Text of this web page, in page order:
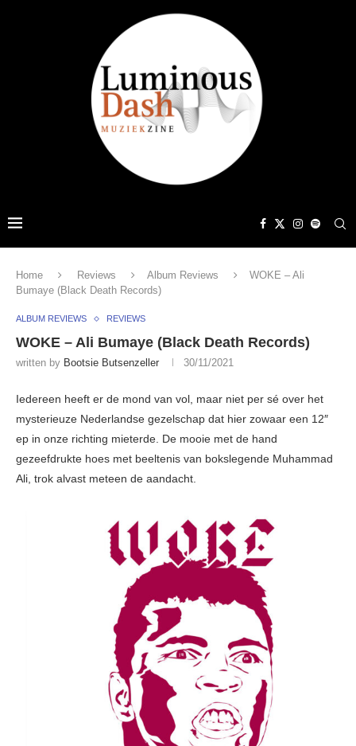
Home Reviews Album Reviews
WOKE – Ali
Bumaye (Black Death Records)
ALBUM REVIEWS REVIEWS
WOKE – Ali Bumaye (Black Death Records)
written by Bootsie Butsenzeller 30/11/2021
Iedereen heeft er de mond van vol, maar niet per sé over het
mysterieuze Nederlandse gezelschap dat hier zowaar een 12″
ep in onze richting mieterde. De mooie met de hand
gezeefdrukte hoes met beeltenis van bokslegende Muhammad
Ali, trok alvast meteen de aandacht.